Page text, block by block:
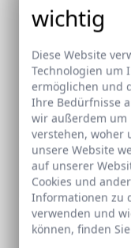
Neu
wichtig
Diese Website
Technologien um
ermöglichen und
Ihre Bedürfnisse
wir außerdem um
verstehen, woher
unsere Website
auf unserer
Cookies und
Informationen zu
verwenden und
können, finden